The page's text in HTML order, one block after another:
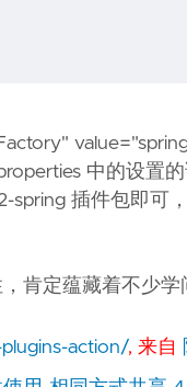
中的设
插件包即可
肯定蕴藏着不少学
action/, 来自